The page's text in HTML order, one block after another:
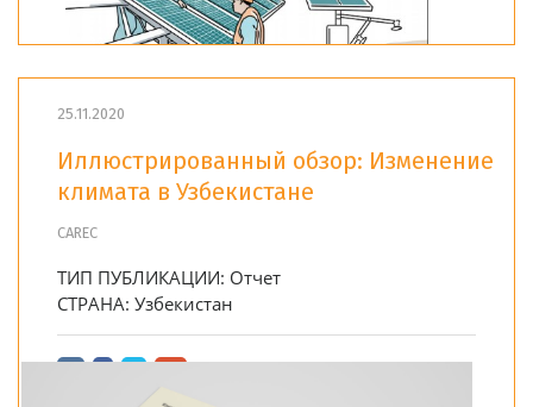
25.11.2020
Иллюстрированный обзор: Изменение
климата в Узбекистане
CAREC
ТИП ПУБЛИКАЦИИ: Отчет
СТРАНА: Узбекистан